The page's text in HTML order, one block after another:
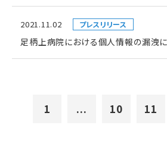
2021.11.02 プレスリリース
足柄上病院における個人情報の漏洩
1 ... 10 11